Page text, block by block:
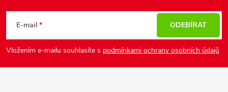
E-mail
Vložením e-mailu souhlasíte s podmínkami ochrany osobních údajů
ODEBÍRAT